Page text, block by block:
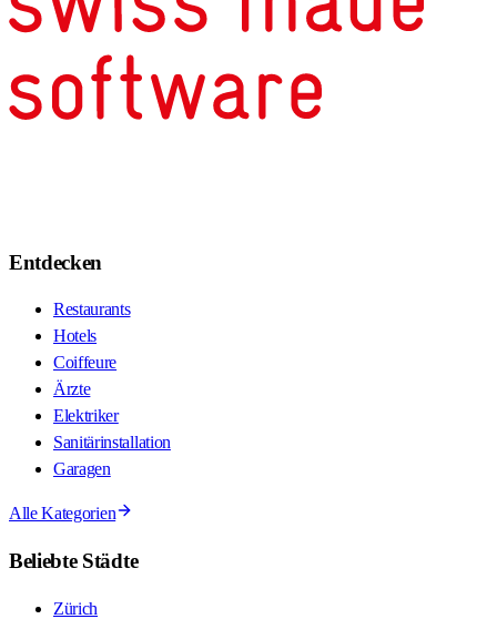
Entdecken
Restaurants
Hotels
Coiffeure
Ärzte
Elektriker
Sanitärinstallation
Garagen
Alle Kategorien
Beliebte Städte
Zürich